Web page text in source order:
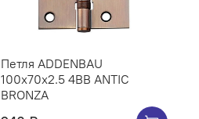
Петля ADDENBAU
100х70х2.5 4BB ANTIC
BRONZA